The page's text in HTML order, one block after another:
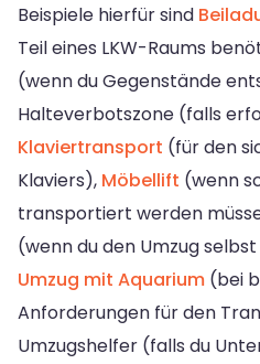
Beispiele hierfür sind
Teil eines LKW-Raums
(wenn du Gegenstände
Halteverbotszone (falls
Klaviertransport (für den
Klaviers), Möbellift (wenn
transportiert werden
(wenn du den Umzug
Umzug mit Aquarium (bei
Anforderungen für den
Umzugshelfer (falls du